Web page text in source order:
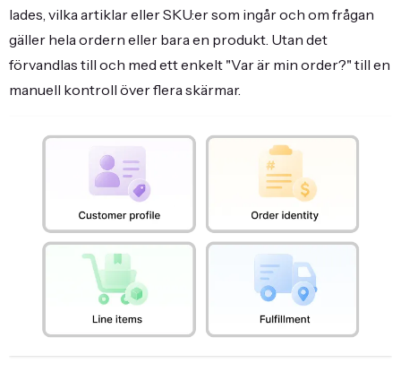
lades, vilka artiklar eller SKU:er som ingår och om frågan
gäller hela ordern eller bara en produkt. Utan det
förvandlas till och med ett enkelt "Var är min order?" till en
manuell kontroll över flera skärmar.